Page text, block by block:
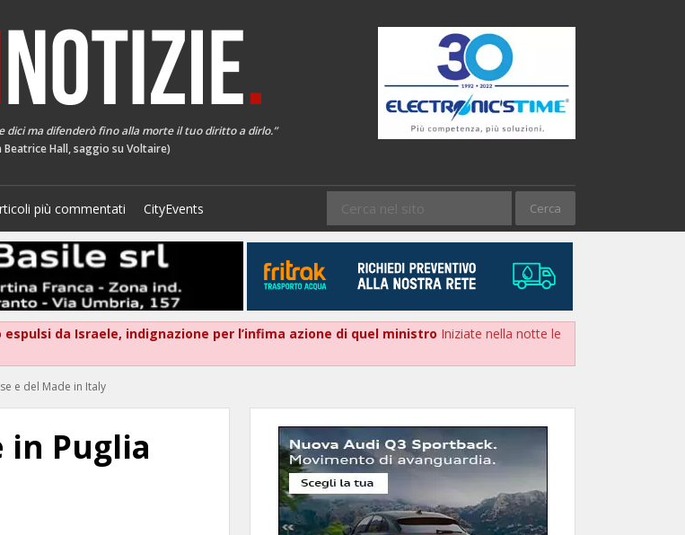
dici ma difenderò fino alla morte il tuo diritto a dirlo.”
Beatrice Hall, saggio su Voltaire)
più commentati CityEvents
da Israele, indignazione per l’infima azione di quel ministro Iniziate nella notte le
e del Made in Italy
Puglia